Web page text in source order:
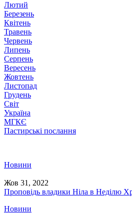
Лютий
Березень
Квітень
Травень
Червень
Липень
Серпень
Вересень
Жовтень
Листопад
Грудень
Світ
Україна
МГКЄ
Пастирські послання
Новини
Жов 31, 2022
Проповідь владики Ніла в Неділю
Новини